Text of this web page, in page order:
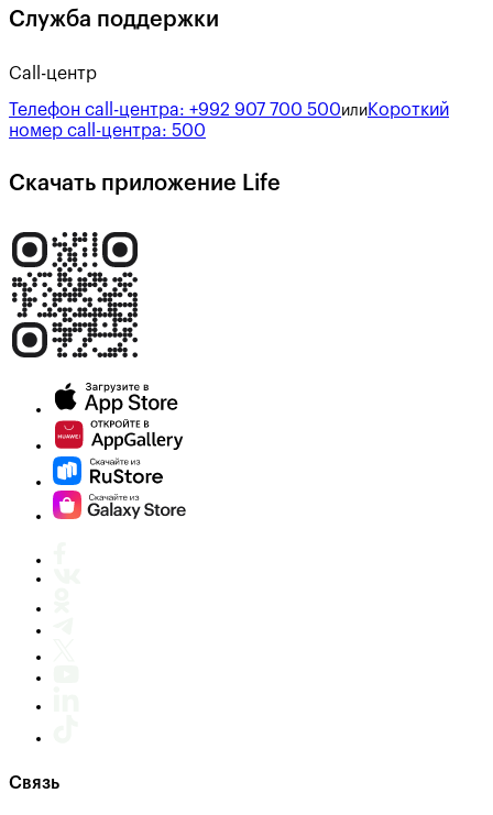
Служба поддержки
Call-центр
Телефон call-центра: +992 907 700 500или Короткий
номер call-центра: 500
Скачать приложение Life
Связь